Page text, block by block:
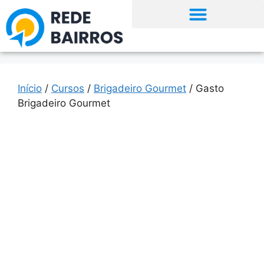
Início / Cursos / Brigadeiro Gourmet / Gasto
Brigadeiro Gourmet